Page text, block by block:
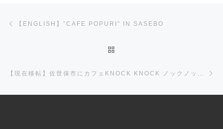
投稿ナビゲーション
【ENGLISH】”CAFE POPURI” IN SASEBO
【現在移転】佐世保市にカフェKNOCK KNOCK ノックノックがオープン！大人可愛いお店が登場だ！